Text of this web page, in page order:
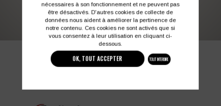
03 27 28 87 86 contact@colbleu.fr
PRODUITS SIMILAIRES
nécessaires à son fonctionnement et ne peuvent pas
être désactivés. D'autres cookies de collecte de
données nous aident à améliorer la pertinence de
notre contenu. Ces cookies ne sont activés que si
vous consentez à leur utilisation en cliquant ci-
dessous.
OK, TOUT ACCEPTER TOUT INTERDIRE